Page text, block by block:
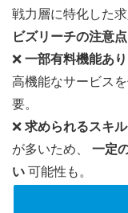
戦力層に特化した求
ビズリーチの注意
❌ 一部有料機能あり
高機能なサービス
要。
❌ 求められるスキ
が多いため、 一定
い 可能性も。
ビズ